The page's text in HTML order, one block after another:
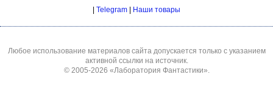
Telegram Наши товары
Любое использование материалов сайта допускается только с указанием
активной ссылки на источник.
© 2005-2026 «Лаборатория Фантастики».